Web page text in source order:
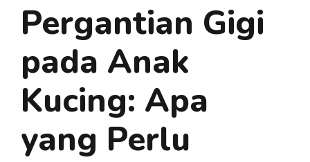
Pergantian Gigi
pada Anak
Kucing: Apa
yang Perlu